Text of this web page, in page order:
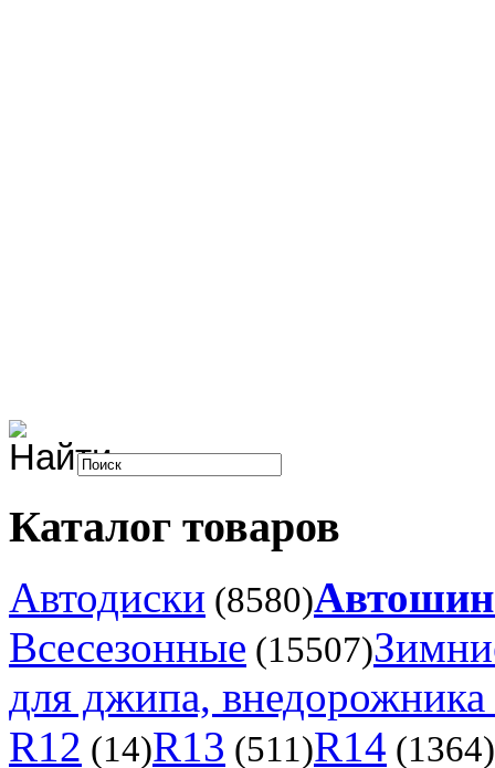
Каталог товаров
Автодиски (8580)
Всесезонные (15507)
для джипа,
R12 (14)R13 (511)R14 (1364)